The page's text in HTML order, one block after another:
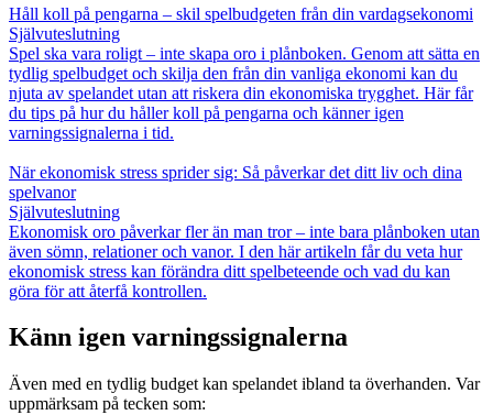
Håll koll på pengarna – skil spelbudgeten från din vardagsekonomi
Självuteslutning
Spel ska vara roligt – inte skapa oro i plånboken. Genom att sätta en
tydlig spelbudget och skilja den från din vanliga ekonomi kan du
njuta av spelandet utan att riskera din ekonomiska trygghet. Här får
du tips på hur du håller koll på pengarna och känner igen
varningssignalerna i tid.
När ekonomisk stress sprider sig: Så påverkar det ditt liv och dina
spelvanor
Självuteslutning
Ekonomisk oro påverkar fler än man tror – inte bara plånboken utan
även sömn, relationer och vanor. I den här artikeln får du veta hur
ekonomisk stress kan förändra ditt spelbeteende och vad du kan
göra för att återfå kontrollen.
Känn igen varningssignalerna
Även med en tydlig budget kan spelandet ibland ta överhanden. Var
uppmärksam på tecken som: